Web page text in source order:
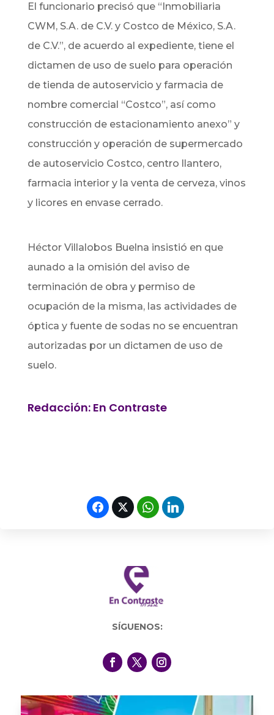
El funcionario precisó que “Inmobiliaria
CWM, S.A. de C.V. y Costco de México, S.A.
de C.V.”, de acuerdo al expediente, tiene el
dictamen de uso de suelo para operación
de tienda de autoservicio y farmacia de
nombre comercial “Costco”, así como
construcción de estacionamiento anexo” y
construcción y operación de supermercado
de autoservicio Costco, centro llantero,
farmacia interior y la venta de cerveza, vinos
y licores en envase cerrado.
Héctor Villalobos Buelna insistió en que
aunado a la omisión del aviso de
terminación de obra y permiso de
ocupación de la misma, las actividades de
óptica y fuente de sodas no se encuentran
autorizadas por un dictamen de uso de
suelo.
Redacción: En Contraste
SÍGUENOS: